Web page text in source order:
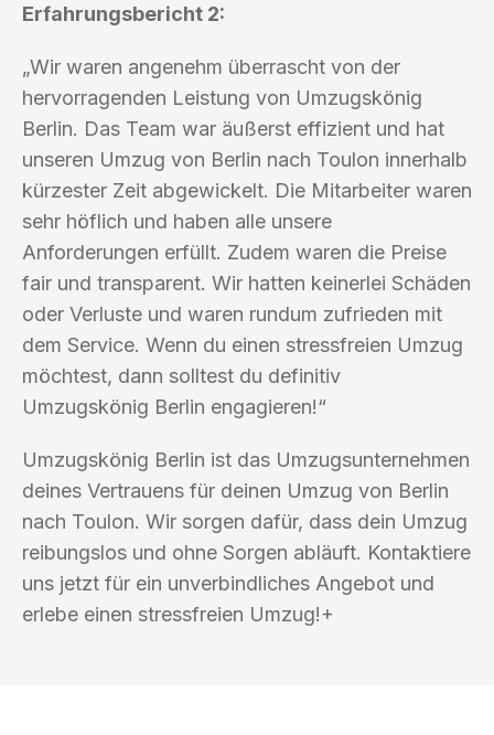
Erfahrungsbericht 2:
„Wir waren angenehm überrascht von der
hervorragenden Leistung von Umzugskönig
Berlin. Das Team war äußerst effizient und hat
unseren Umzug von Berlin nach Toulon innerhalb
kürzester Zeit abgewickelt. Die Mitarbeiter waren
sehr höflich und haben alle unsere
Anforderungen erfüllt. Zudem waren die Preise
fair und transparent. Wir hatten keinerlei Schäden
oder Verluste und waren rundum zufrieden mit
dem Service. Wenn du einen stressfreien Umzug
möchtest, dann solltest du definitiv
Umzugskönig Berlin engagieren!“
Umzugskönig Berlin ist das Umzugsunternehmen
deines Vertrauens für deinen Umzug von Berlin
nach Toulon. Wir sorgen dafür, dass dein Umzug
reibungslos und ohne Sorgen abläuft. Kontaktiere
uns jetzt für ein unverbindliches Angebot und
erlebe einen stressfreien Umzug!+